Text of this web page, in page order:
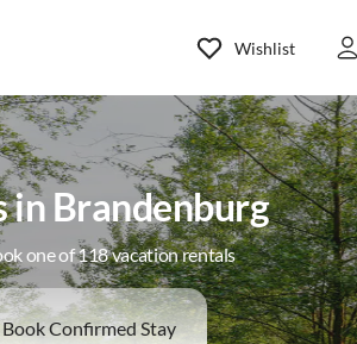
Wishlist
Brandenburg
one of 118 vacation rentals
Book Confirmed Stay